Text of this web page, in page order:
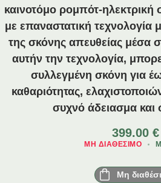
καινοτόμο ρομπότ-ηλεκτρική
με επαναστατική τεχνολογία
της σκόνης απευθείας μέσα
αυτήν την τεχνολογία,
συλλεγμένη σκόνη για
καθαριότητας,
συχνό άδειασμα και
399.00 €
ΜΗ ΔΙΑΘΈΣΙΜΟ
Μη